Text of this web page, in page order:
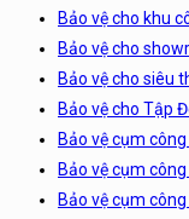
Bảo vệ cho khu
Bảo vệ cho
Bảo vệ cho siêu
Bảo vệ cho Tập
Bảo vệ cụm
Bảo vệ cụm
Bảo vệ cụm